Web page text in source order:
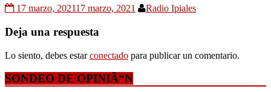
17 marzo, 202117 marzo, 2021 Radio Ipiales
Deja una respuesta
Lo siento, debes estarconectado para publicar un comentario.
SONDEO DE OPINIÃ“N